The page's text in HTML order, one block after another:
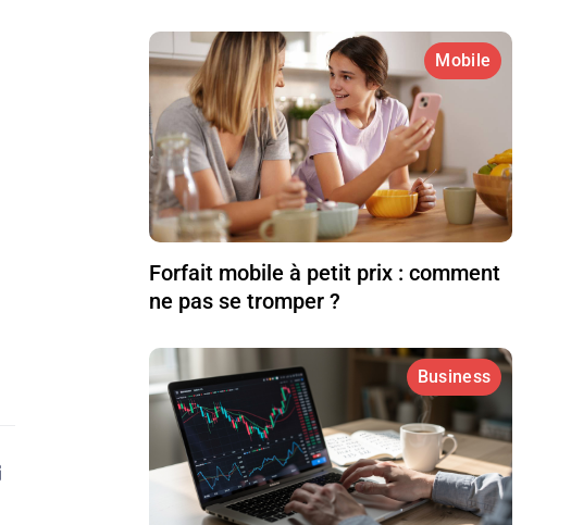
Mobile
Forfait mobile à petit prix : comment
ne pas se tromper ?
Business